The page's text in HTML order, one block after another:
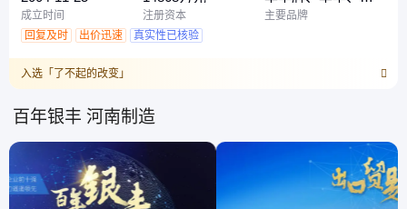
成立时间 注册资本
丰
主要品牌
回复及时
出价迅速 真实性已核验
入选「了不起的改变」
百年银丰 河南制造